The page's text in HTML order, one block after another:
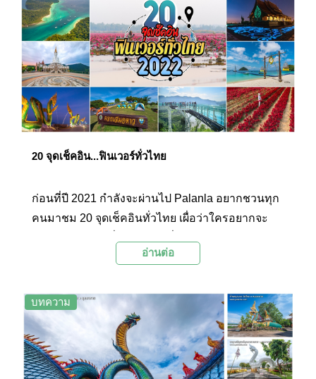
20 จุดเช็คอิน...ฟินเวอร์ทั่วไทย
ก่อนที่ปี 2021 กำลังจะผ่านไป Palanla อยากชวนทุก
คนมาชม 20 จุดเช็คอินทั่วไทย เผื่อว่าใครอยากจะ
ที่นั้นทั้งสวย บรรยากาศดี และหลากหลาย งานนี้เรา
กัน
อ่านต่อ
บทความ